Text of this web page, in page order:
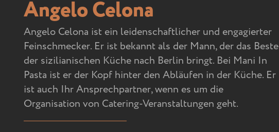
Angelo Celona
Angelo Celona ist ein leidenschaftlicher und engagierter
Feinschmecker. Er ist bekannt als der Mann, der das Beste
der sizilianischen Küche nach Berlin bringt. Bei Mani In
Pasta ist er der Kopf hinter den Abläufen in der Küche. Er
ist auch Ihr Ansprechpartner, wenn es um die
Organisation von Catering-Veranstaltungen geht.